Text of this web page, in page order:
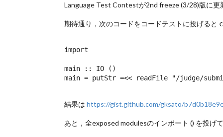
Language Test Contestが2nd freeze (3/28)版に更
期待通り，次のコードをコードテストに投げると
import
main :: IO ()
main = putStr =<< readFile "/judge/
結果は https://gist.github.com/gksato/
あと，全exposed modulesのインポート () を投げ